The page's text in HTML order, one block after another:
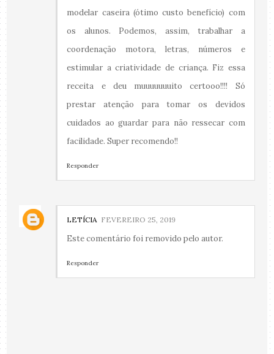
modelar caseira (ótimo custo benefício) com
os alunos. Podemos, assim, trabalhar a
coordenação motora, letras, números e
estimular a criatividade de criança. Fiz essa
receita e deu muuuuuuuito certooo!!!! Só
prestar atenção para tomar os devidos
cuidados ao guardar para não ressecar com
facilidade. Super recomendo!!
Responder
LETÍCIA FEVEREIRO 25, 2019
Este comentário foi removido pelo autor.
Responder